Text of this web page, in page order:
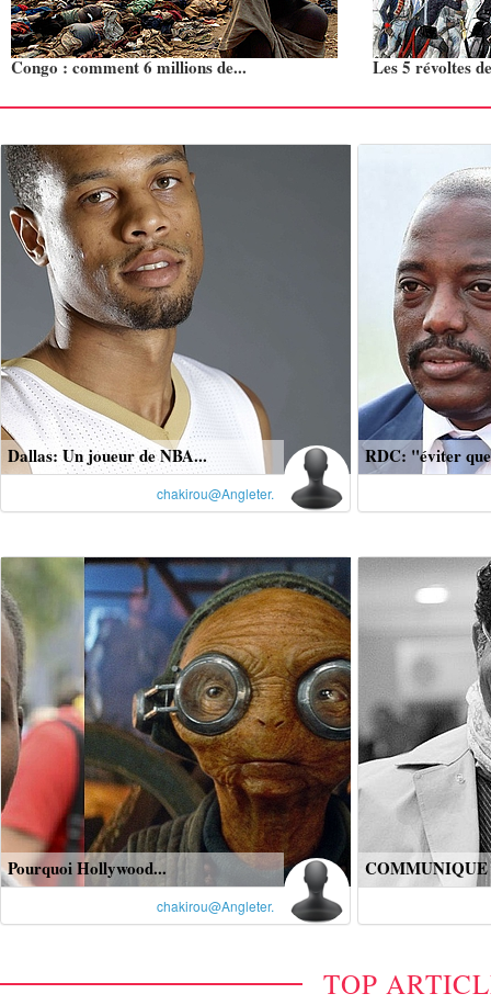
Congo : comment 6 millions de... Les 5 révoltes
Dallas: Un joueur de NBA...
chakirou@Angleter.
RDC: "éviter
Pourquoi Hollywood...
chakirou@Angleter.
TOP